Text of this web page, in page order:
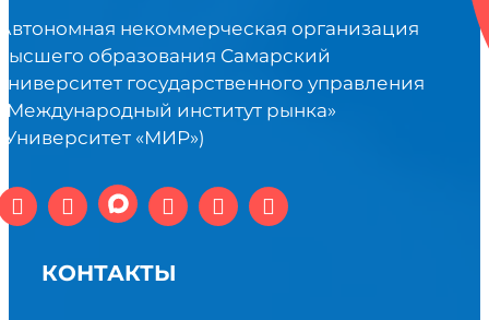
некоммерческая организация
образования Самарский
государственного управления
институт рынка»
«МИР»)
КОНТАКТЫ